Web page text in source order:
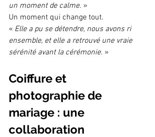
un moment de calme. »
Un moment qui change tout.
« Elle a pu se détendre, nous avons ri
ensemble, et elle a retrouvé une vraie
sérénité avant la cérémonie. »
Coiffure et
photographie de
mariage : une
collaboration